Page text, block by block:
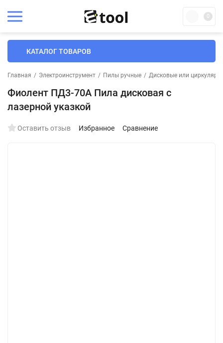
0
КАТАЛОГ ТОВАРОВ
Главная / Электроинструмент / Пилы ручные / Дисковые или
Фиолент ПД3-70А Пила дисковая с
лазерной указкой
Оставить отзыв Избранное Сравнение